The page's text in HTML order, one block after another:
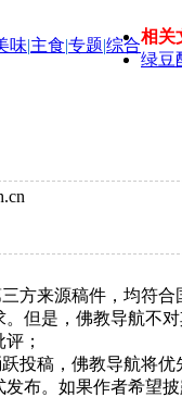
味|主食|专题|综合相关
绿豆
方来源稿件，均符
但是，佛教导航不
；
投稿，佛教导航将
布。如果作者希望